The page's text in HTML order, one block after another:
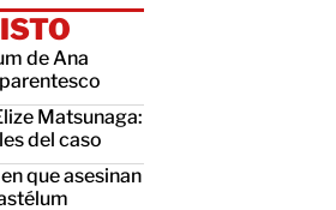
de Ana
Matsunaga:
del caso
que asesinan